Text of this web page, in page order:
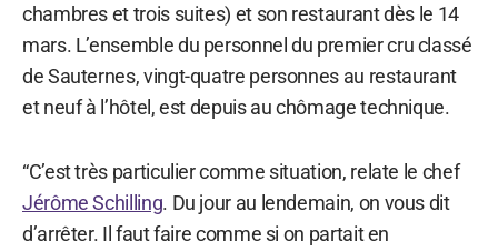
chambres et trois suites) et son restaurant dès le 14
mars. L’ensemble du personnel du premier cru classé
de Sauternes, vingt-quatre personnes au restaurant
et neuf à l’hôtel, est depuis au chômage technique.
“C’est très particulier comme situation, relate le chef
Jérôme Schilling. Du jour au lendemain, on vous dit
d’arrêter. Il faut faire comme si on partait en